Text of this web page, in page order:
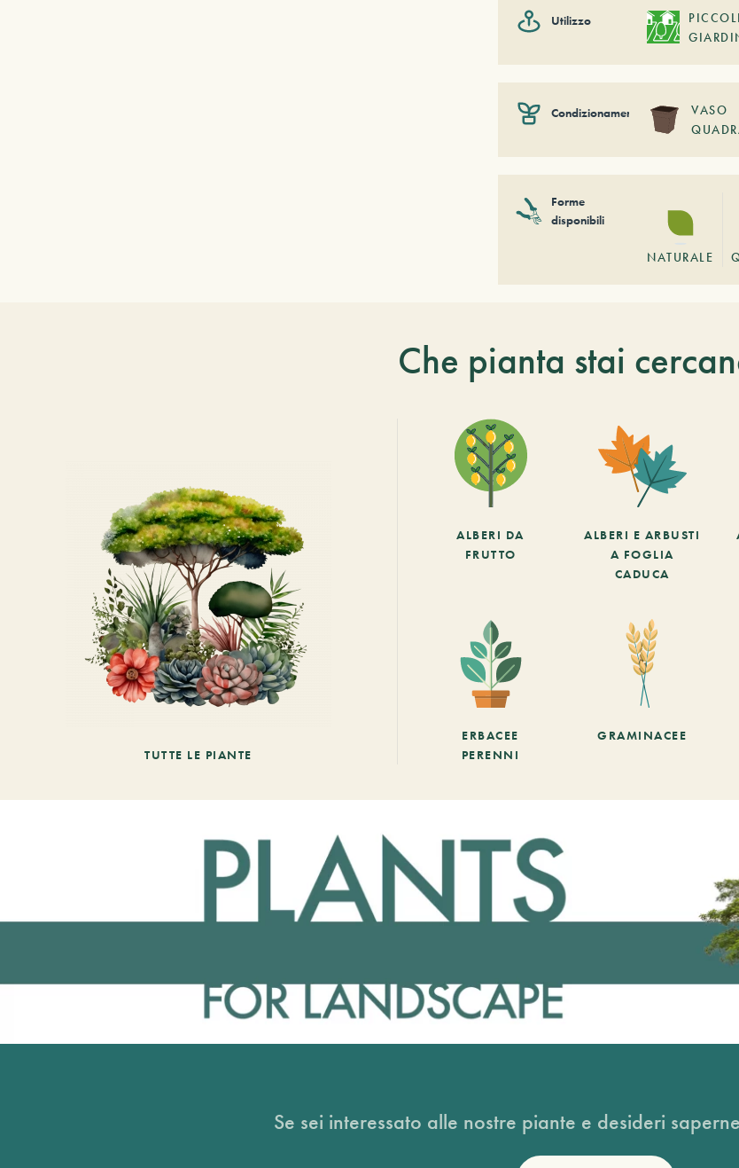
Utilizzo
PICCOLI
Condizionamento
VASO
Forme
disponibili
NATURALE
Che pianta stai
TUTTE LE PIANTE
ALBERI DA
FRUTTO
ALBERI E ARBUSTI
A FOGLIA
CADUCA
ERBACEE
PERENNI
GRAMINACEE
Se sei interessato alle nostre piante e desideri